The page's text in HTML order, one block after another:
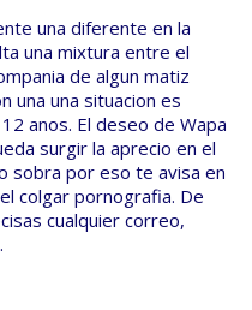
una diferente en la
una mixtura entre el
de algun matiz
una una situacion es
anos. El deseo de Wapa
surgir la aprecio en el
sobra por eso te avisa en
colgar pornografia. De
cualquier correo,